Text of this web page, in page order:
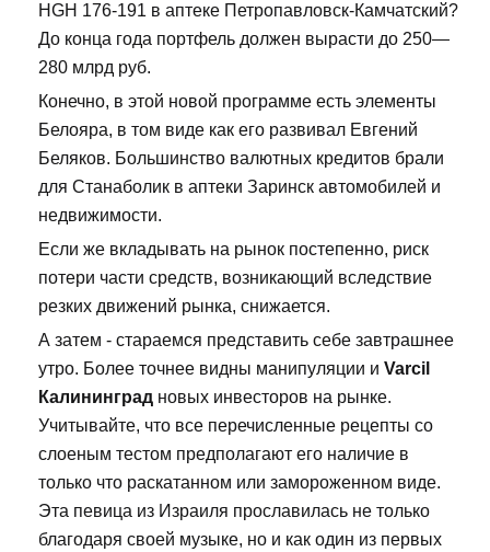
HGH 176-191 в аптеке Петропавловск-Камчатский?
До конца года портфель должен вырасти до 250—
280 млрд руб.
Конечно, в этой новой программе есть элементы
Белояра, в том виде как его развивал Евгений
Беляков. Большинство валютных кредитов брали
для Станаболик в аптеки Заринск автомобилей и
недвижимости.
Если же вкладывать на рынок постепенно, риск
потери части средств, возникающий вследствие
резких движений рынка, снижается.
А затем - стараемся представить себе завтрашнее
утро. Более точнее видны манипуляции и Varcil
Калининград новых инвесторов на рынке.
Учитывайте, что все перечисленные рецепты со
слоеным тестом предполагают его наличие в
только что раскатанном или замороженном виде.
Эта певица из Израиля прославилась не только
благодаря своей музыке, но и как один из первых